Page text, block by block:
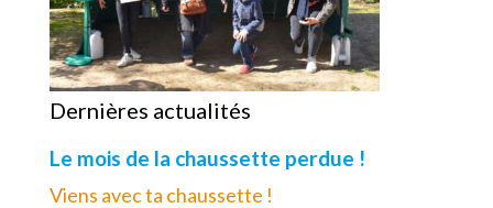
Dernières actualités
Le mois de la chaussette perdue !
Viens avec ta chaussette !